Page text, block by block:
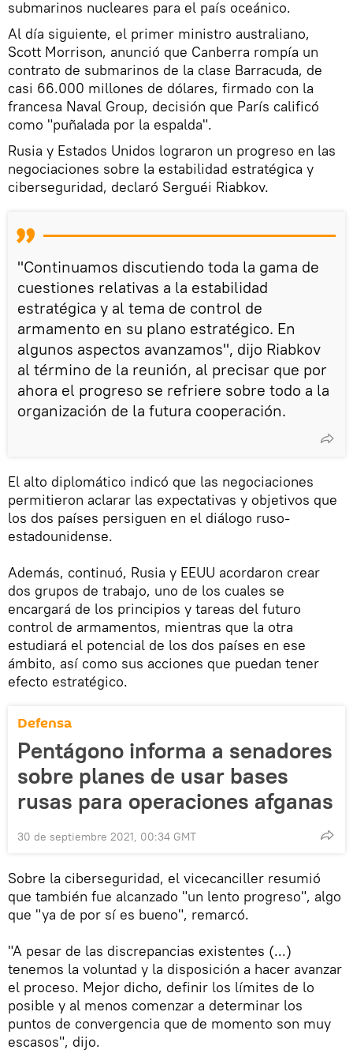
submarinos nucleares para el país oceánico.
Al día siguiente, el primer ministro australiano,
Scott Morrison, anunció que Canberra rompía un
contrato de submarinos de la clase Barracuda, de
casi 66.000 millones de dólares, firmado con la
francesa Naval Group, decisión que París calificó
como "puñalada por la espalda".
Rusia y Estados Unidos lograron un progreso en las
negociaciones sobre la estabilidad estratégica y
ciberseguridad, declaró Serguéi Riabkov.
"Continuamos discutiendo toda la gama de
cuestiones relativas a la estabilidad
estratégica y al tema de control de
armamento en su plano estratégico. En
algunos aspectos avanzamos", dijo Riabkov
al término de la reunión, al precisar que por
ahora el progreso se refriere sobre todo a la
organización de la futura cooperación.
El alto diplomático indicó que las negociaciones
permitieron aclarar las expectativas y objetivos que
los dos países persiguen en el diálogo ruso-
estadounidense.
Además, continuó, Rusia y EEUU acordaron crear
dos grupos de trabajo, uno de los cuales se
encargará de los principios y tareas del futuro
control de armamentos, mientras que la otra
estudiará el potencial de los dos países en ese
ámbito, así como sus acciones que puedan tener
efecto estratégico.
Defensa
Pentágono informa a senadores
sobre planes de usar bases
rusas para operaciones afganas
30 de septiembre 2021, 00:34 GMT
Sobre la ciberseguridad, el vicecanciller resumió
que también fue alcanzado "un lento progreso", algo
que "ya de por sí es bueno", remarcó.
"A pesar de las discrepancias existentes (...)
tenemos la voluntad y la disposición a hacer avanzar
el proceso. Mejor dicho, definir los límites de lo
posible y al menos comenzar a determinar los
puntos de convergencia que de momento son muy
escasos", dijo.